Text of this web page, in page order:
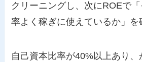
クリーニングし、次にROEで
率よく稼ぎに使えているか」を
自己資本比率が40%以上あり、